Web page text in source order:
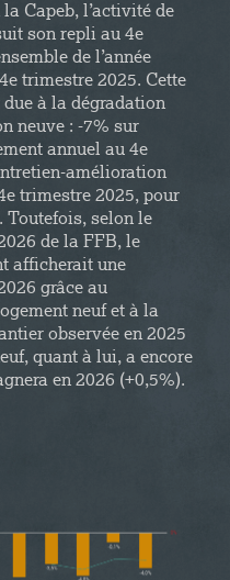
Capeb, l’activité de
son repli au 4e
de l’année
trimestre 2025. Cette
à la dégradation
neuve : -7% sur
annuel au 4e
amélioration
trimestre 2025, pour
Toutefois, selon le
de la FFB, le
afficherait une
grâce au
neuf et à la
observée en 2025
quant à lui, a encore
en 2026 (+0,5%).